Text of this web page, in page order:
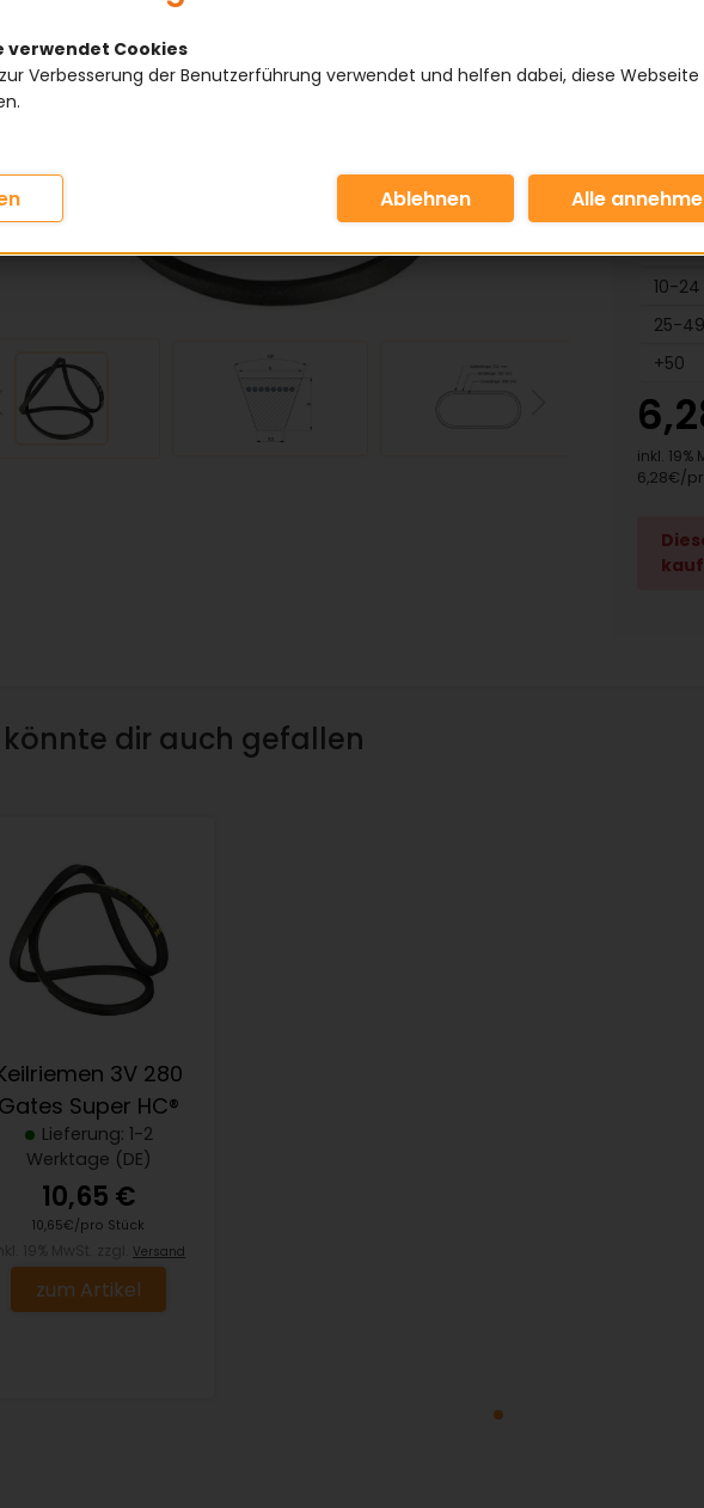
2-4
5-9
10-24
25-49
+50
inkl. 19%
6,28€/
könnte dir auch gefallen
3V 280
Gates Super HC®
Lieferung: 1-2
Werktage (DE)
10,65 €
10,65€/pro Stück
Versand
zum Artikel
verwendet Cookies
Verbesserung der Benutzerführung verwendet und helfen dabei, diese Webseite